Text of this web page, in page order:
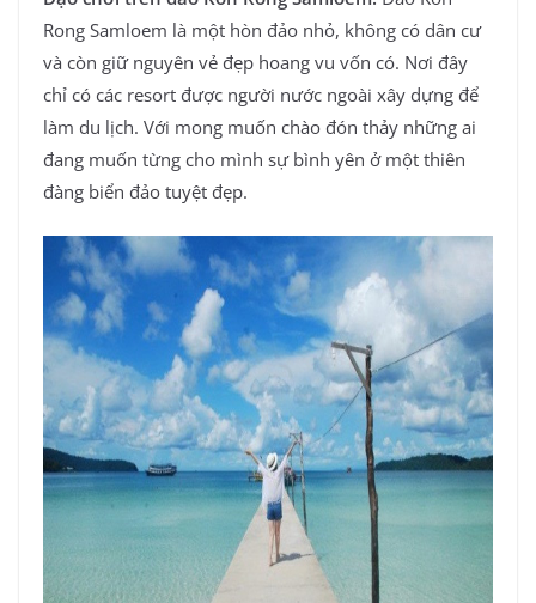
Rong Samloem là một hòn đảo nhỏ, không có dân cư
và còn giữ nguyên vẻ đẹp hoang vu vốn có. Nơi đây
chỉ có các resort được người nước ngoài xây dựng để
làm du lịch. Với mong muốn chào đón thảy những ai
đang muốn từng cho mình sự bình yên ở một thiên
đàng biển đảo tuyệt đẹp.